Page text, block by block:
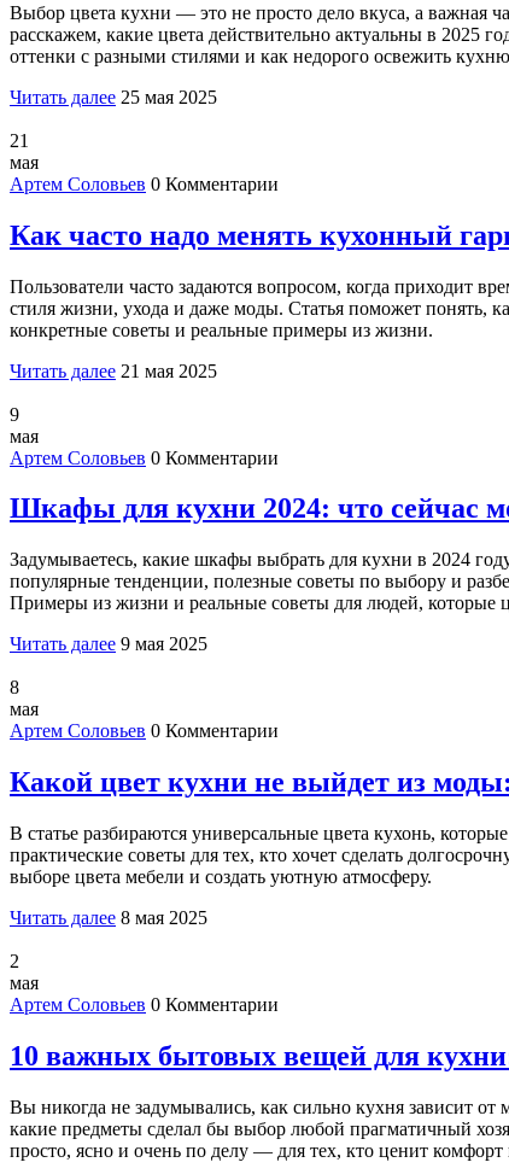
Выбор цвета кухни — это не просто дело вкуса, а важная
расскажем, какие цвета действительно актуальны в 2025
оттенки с разными стилями и как недорого освежить
Читать далее 25 мая 2025
21
мая
Артем Соловьев 0 Комментарии
Как часто надо менять кухонный
Пользователи часто задаются вопросом, когда приходит
стиля жизни, ухода и даже моды. Статья поможет понять,
конкретные советы и реальные примеры из жизни.
Читать далее 21 мая 2025
9
мая
Артем Соловьев 0 Комментарии
Шкафы для кухни 2024: что сейчас
Задумываетесь, какие шкафы выбрать для кухни в 2024
популярные тенденции, полезные советы по выбору и
Примеры из жизни и реальные советы для людей, которые
Читать далее 9 мая 2025
8
мая
Артем Соловьев 0 Комментарии
Какой цвет кухни не выйдет из
В статье разбираются универсальные цвета кухонь,
практические советы для тех, кто хочет сделать
выборе цвета мебели и создать уютную атмосферу.
Читать далее 8 мая 2025
2
мая
Артем Соловьев 0 Комментарии
10 важных бытовых вещей для
Вы никогда не задумывались, как сильно кухня зависит
какие предметы сделал бы выбор любой прагматичный
просто, ясно и очень по делу — для тех, кто ценит комфорт